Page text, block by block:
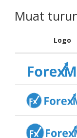
Muat
Logo